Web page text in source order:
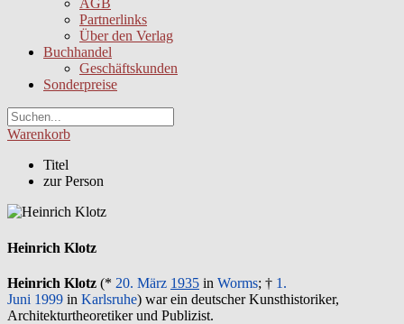
AGB
Partnerlinks
Über den Verlag
Buchhandel
Geschäftskunden
Sonderpreise
Warenkorb
Titel
zur Person
Heinrich Klotz
Heinrich Klotz (* 20. März 1935 in Worms; † 1.
Juni 1999 in Karlsruhe) war ein deutscher Kunsthistoriker,
Architekturtheoretiker und Publizist.